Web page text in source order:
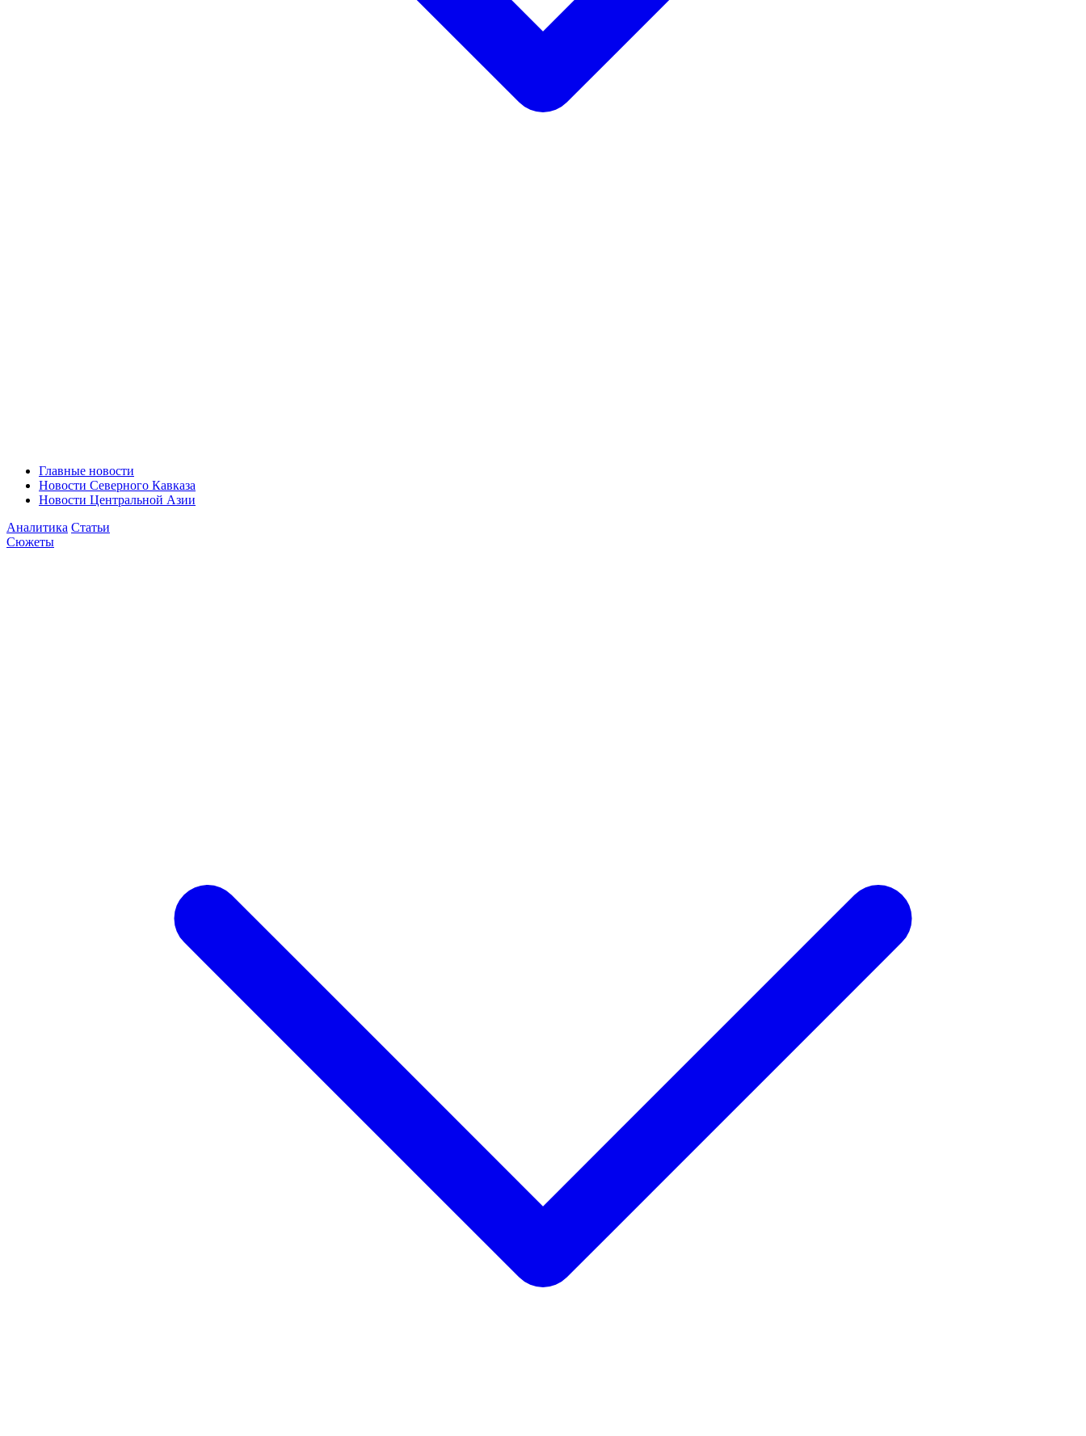
Главные новости
Новости Северного Кавказа
Новости Центральной Азии
Аналитика Статьи
Сюжеты